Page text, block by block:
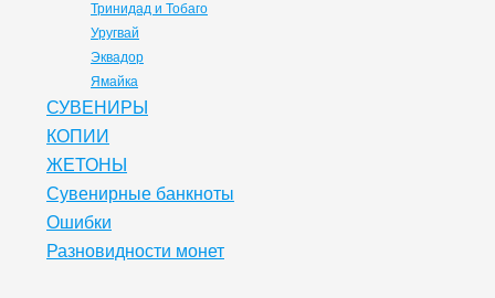
Тринидад и Тобаго
Уругвай
Эквадор
Ямайка
СУВЕНИРЫ
КОПИИ
ЖЕТОНЫ
Сувенирные банкноты
Ошибки
Разновидности монет